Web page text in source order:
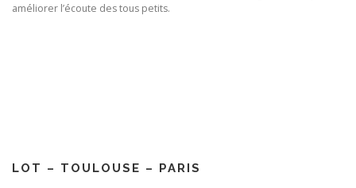
améliorer l’écoute des tous petits.
LOT – TOULOUSE – PARIS